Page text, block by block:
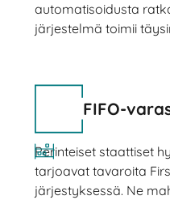
automatisoidusta
järjestelmä toimii
FIFO-
Perinteiset staattiset
tarjoavat tavaroita
järjestyksessä. Ne